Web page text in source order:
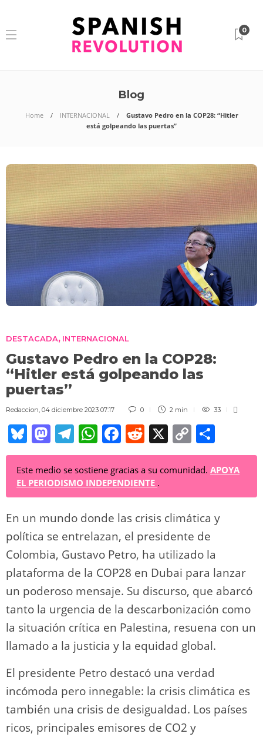
0
Blog
Home INTERNACIONAL
Gustavo Pedro en la COP28: “Hitler
está golpeando las puertas”
DESTACADA, INTERNACIONAL
Gustavo Pedro en la COP28:
“Hitler está golpeando las
puertas”
Redaccion 04 diciembre 2023 07:17 0 2 min 33
Bl
u
e
sk
M
a
st
o
o
n
T
el
e
gr
m
W
h
at
s
A
p
p
F
a
c
e
o
o
k
R
e
d
di
t
X C
o
p
Li
n
k
o
m
tir
Este medio se sostiene gracias a su comunidad. APOYA
EL PERIODISMO INDEPENDIENTE .
En un mundo donde las crisis climática y
política se entrelazan, el presidente de
Colombia, Gustavo Petro, ha utilizado la
plataforma de la COP28 en Dubai para lanzar
un poderoso mensaje. Su discurso, que abarcó
tanto la urgencia de la descarbonización como
la situación crítica en Palestina, resuena con un
llamado a la justicia y la equidad global.
El presidente Petro destacó una verdad
incómoda pero innegable: la crisis climática es
también una crisis de desigualdad. Los países
ricos, principales emisores de CO2 y